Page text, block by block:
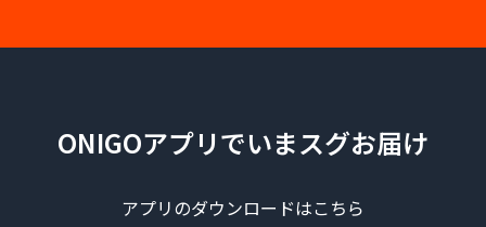
ONIGOアプリでいまスグお届け
アプリのダウンロードはこちら